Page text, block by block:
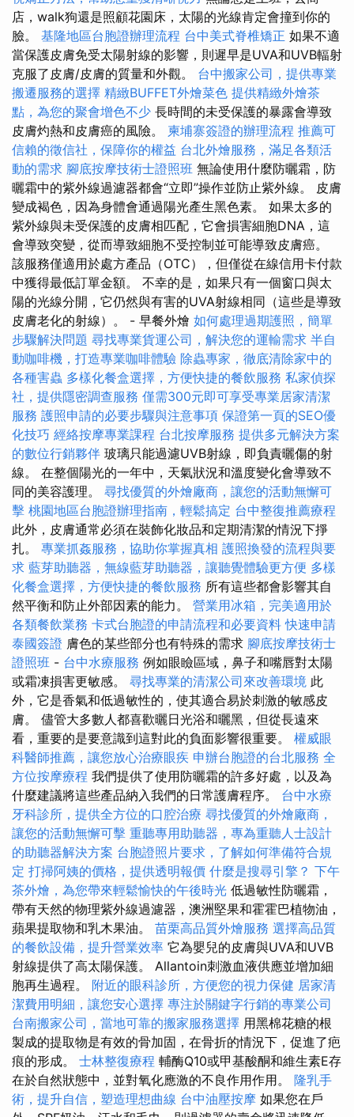
店，walk狗還是照顧花園床，太陽的光線肯定會撞到你的
臉。 基隆地區台胞證辦理流程 台中美式脊椎矯正 如果不適
當保護皮膚免受太陽射線的影響，則遲早是UVA和UVB輻射
克服了皮膚/皮膚的質量和外觀。 台中搬家公司，提供專業
搬遷服務的選擇 精緻BUFFET外燴菜色 提供精緻外燴茶
點，為您的聚會增色不少 長時間的未受保護的暴露會導致
皮膚灼熱和皮膚癌的風險。 柬埔寨簽證的辦理流程 推薦可
信賴的徵信社，保障你的權益 台北外燴服務，滿足各類活
動的需求 腳底按摩技術士證照班 無論使用什麼防曬霜，防
曬霜中的紫外線過濾器都會“立即”操作並防止紫外線。 皮膚
變成褐色，因為身體會通過陽光產生黑色素。 如果太多的
紫外線與未受保護的皮膚相匹配，它會損害細胞DNA，這
會導致突變，從而導致細胞不受控制並可能導致皮膚癌。
該服務僅適用於處方產品（OTC），但僅從在線信用卡付款
中獲得最低訂單金額。 不幸的是，如果只有一個窗口與太
陽的光線分開，它仍然與有害的UVA射線相同（這些是導致
皮膚老化的射線）。 - 早餐外燴 如何處理過期護照，簡單
步驟解決問題 尋找專業貨運公司，解決您的運輸需求 半自
動咖啡機，打造專業咖啡體驗 除蟲專家，徹底清除家中的
各種害蟲 多樣化餐盒選擇，方便快捷的餐飲服務 私家偵探
社，提供隱密調查服務 僅需300元即可享受專業居家清潔
服務 護照申請的必要步驟與注意事項 保證第一頁的SEO優
化技巧 經絡按摩專業課程 台北按摩服務 提供多元解決方案
的數位行銷夥伴 玻璃只能過濾UVB射線，即負責曬傷的射
線。 在整個陽光的一年中，天氣狀況和溫度變化會導致不
同的美容護理。 尋找優質的外燴廠商，讓您的活動無懈可
擊 桃園地區台胞證辦理指南，輕鬆搞定 台中整復推薦療程
此外，皮膚通常必須在裝飾化妝品和定期清潔的情況下掙
扎。 專業抓姦服務，協助你掌握真相 護照換發的流程與要
求 藍芽助聽器，無線藍芽助聽器，讓聽覺體驗更方便 多樣
化餐盒選擇，方便快捷的餐飲服務 所有這些都會影響其自
然平衡和防止外部因素的能力。 營業用冰箱，完美適用於
各類餐飲業務 卡式台胞證的申請流程和必要資料 快速申請
泰國簽證 膚色的某些部分也有特殊的需求 腳底按摩技術士
證照班 - 台中水療服務 例如眼瞼區域，鼻子和嘴唇對太陽
或霜凍損害更敏感。 尋找專業的清潔公司來改善環境 此
外，它是香氣和低過敏性的，使其適合易於刺激的敏感皮
膚。 儘管大多數人都喜歡曬日光浴和曬黑，但從長遠來
看，重要的是要意識到這對此的負面影響很重要。 權威眼
科醫師推薦，讓您放心治療眼疾 申辦台胞證的台北服務 全
方位按摩療程 我們提供了使用防曬霜的許多好處，以及為
什麼建議將這些產品納入我們的日常護膚程序。 台中水療
牙科診所，提供全方位的口腔治療 尋找優質的外燴廠商，
讓您的活動無懈可擊 重聽專用助聽器，專為重聽人士設計
的助聽器解決方案 台胞證照片要求，了解如何準備符合規
定 打掃阿姨的價格，提供透明報價 什麼是搜尋引擎？ 下午
茶外燴，為您帶來輕鬆愉快的午後時光 低過敏性防曬霜，
帶有天然的物理紫外線過濾器，澳洲堅果和霍霍巴植物油，
蘋果提取物和乳木果油。 苗栗高品質外燴服務 選擇高品質
的餐飲設備，提升營業效率 它為嬰兒的皮膚與UVA和UVB
射線提供了高太陽保護。 Allantoin刺激血液供應並增加細
胞再生過程。 附近的眼科診所，方便您的視力保健 居家清
潔費用明細，讓您安心選擇 專注於關鍵字行銷的專業公司
台南搬家公司，當地可靠的搬家服務選擇 用黑棉花糖的根
製成的提取物是有效的骨加固，在骨折的情況下，促進了疤
痕的形成。 士林整復療程 輔酶Q10或甲基酸酮和維生素E存
在於自然狀態中，並對氧化應激的不良作用作用。 隆乳手
術，提升自信，塑造理想曲線 台中油壓按摩 如果您在戶